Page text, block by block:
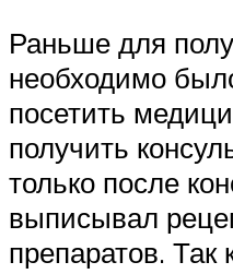
Раньше для
необходимо
посетить
получить
только после
выписывал
препаратов. Так